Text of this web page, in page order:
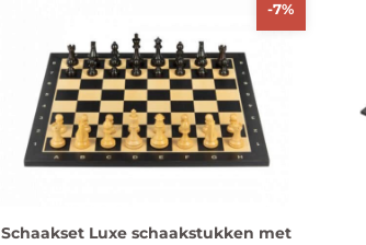
-7%
Schaakset Luxe schaakstukken met